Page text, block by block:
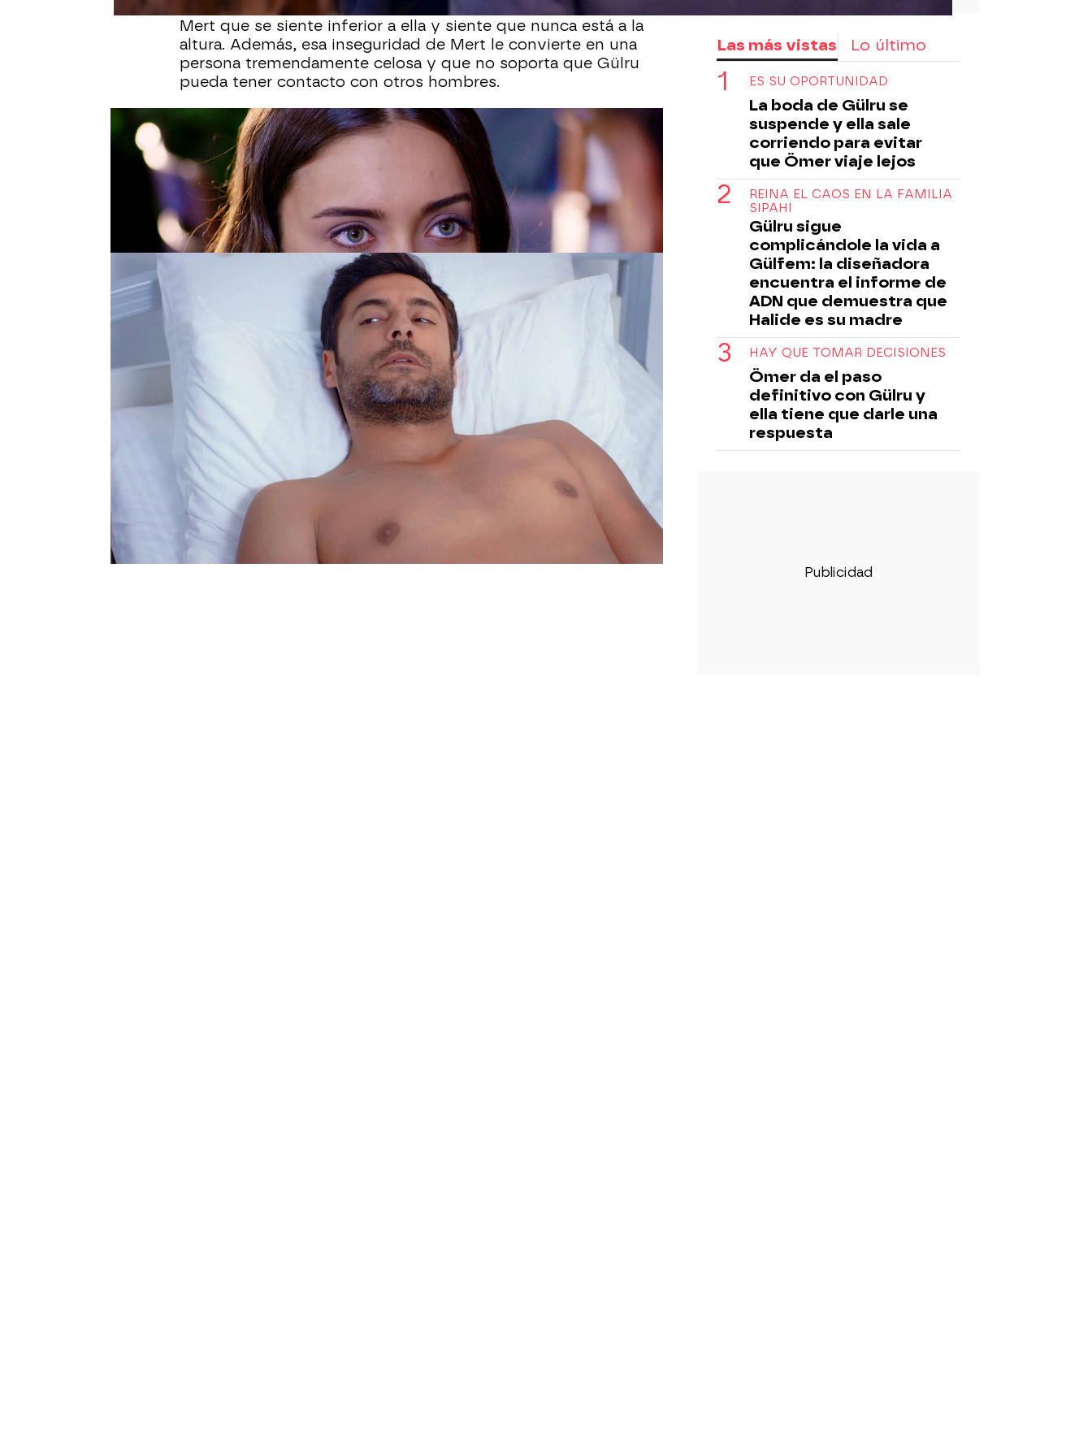
trabaje en la propiedad de una familia adinerada, acompeja a
Mert que se siente inferior a ella y siente que nunca está a la
altura. Además, esa inseguridad de Mert le convierte en una
persona tremendamente celosa y que no soporta que Gülru
pueda tener contacto con otros hombres.
La aparición en escena de Ömer lo complica todo mucho más,
pues Mert no sólo lo ve como una amenaza para su amor con
Gülru, sino que reúne todo lo que él no es: templanza, clase,
educación y una desahogada posición social. Desde el
principio Gülru se ha sentido cautivada por el encanto del
doctor.
No hay comparación posible con Mert y por si fuera poco, el
carácter del que es su nocio deja mucho que desear. Gülru
está cansada de los comportamientos de Mert y decide
romper con él. La reacción de Mert no se hace esperar y recae
sobre Ömer al que acusa de ser la causa de que Gülru se fije
más en el doctor. Ciego de celos, acude a la mansión de los
Sipahi y en una pelea, termina por apuñalar a Ömer. Mert no es
dueño de sus actos y termina en el calabozo, mientras que
ömer debe ser ingresado en el hospital.
Las más vistas Lo último
ES SU OPORTUNIDAD
La boda de Gülru se
suspende y ella sale
corriendo para evitar
que Ömer viaje lejos
REINA EL CAOS EN LA FAMILIA
SIPAHI
Gülru sigue
complicándole la vida a
Gülfem: la diseñadora
encuentra el informe de
ADN que demuestra que
Halide es su madre
HAY QUE TOMAR DECISIONES
Ömer da el paso
definitivo con Gülru y
ella tiene que darle una
respuesta